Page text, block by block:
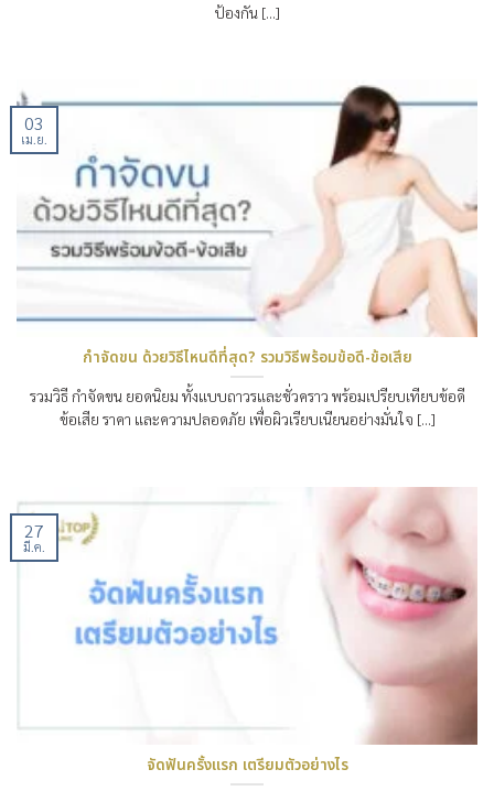
ป้องกัน [...]
กำจัดขน ด้วยวิธีไหนดีที่สุด? รวมวิธีพร้อมข้อดี-ข้อเสีย
รวมวิธี กำจัดขน ยอดนิยม ทั้งแบบถาวรและชั่วคราว พร้อมเปรียบเทียบข้อดี
ข้อเสีย ราคา และความปลอดภัย เพื่อผิวเรียบเนียนอย่างมั่นใจ [...]
03
เม.ย.
จัดฟันครั้งแรก เตรียมตัวอย่างไร
27
มี.ค.